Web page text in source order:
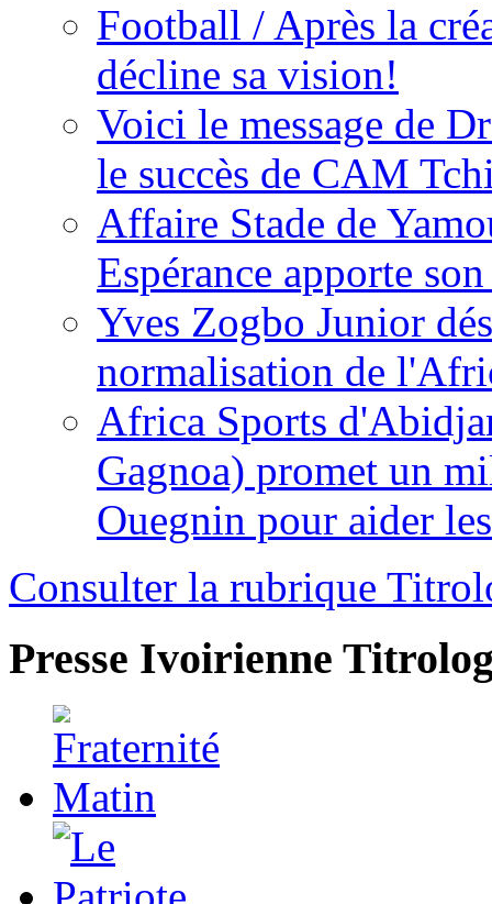
Football / Après la
décline sa vision!
Voici le message de
le succès de CAM
Affaire Stade de
Espérance apporte
Yves Zogbo Junior
normalisation de
Africa Sports
Gagnoa) promet un
Ouegnin pour aider
Consulter la rubrique
Presse Ivoirienne